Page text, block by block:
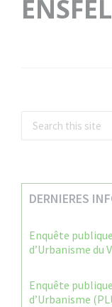
DERNIERES
Enquête
d’Urbanisme du
Enquête
d’Urbanisme